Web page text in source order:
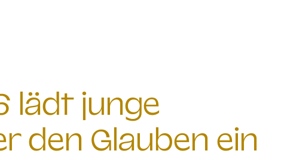
lädt junge
den Glauben ein